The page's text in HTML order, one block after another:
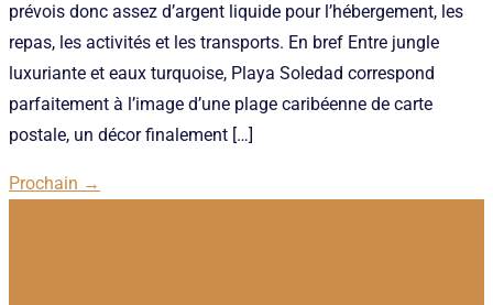
prévois donc assez d’argent liquide pour l’hébergement, les
repas, les activités et les transports. En bref Entre jungle
luxuriante et eaux turquoise, Playa Soledad correspond
parfaitement à l’image d’une plage caribéenne de carte
postale, un décor finalement […]
Prochain →